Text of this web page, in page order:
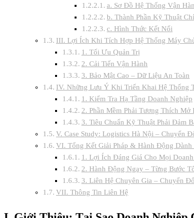
Nghiệp
Diện,
Hiệu
Quả
a. Sơ Đồ Hệ Thống Vận
b. Thành Phần Kỹ Thuật
c. Hình Thức Kết Nối
III. Lợi Ích Khi Tích Hợp Hệ Thống Máy
1. Tối Ưu Quản Trị
2. Cải Tiến Vận Hành
3. Bảo Mật Cao – Dữ Liệu An Toàn
IV. Những Lưu Ý Khi Triển Khai Hệ Thống
1. Kiểm Tra Hạ Tầng Doanh Nghiệp
2. Phần Mềm Phải Tương Thích Mở
3. Tiêu Chuẩn Kỹ Thuật Phải Đảm
V. Case Study: Logistics Hà Nội – Chuyển
VI. Tổng Kết Giải Pháp & Hành Động Dành
1. Lợi Ích Đáng Giá Cho Mọi
2. Hành Động Ngay – Từng Bước
3. Liên Hệ Chuyên Gia – Chuyển
VII. Thông Tin Liên Hệ